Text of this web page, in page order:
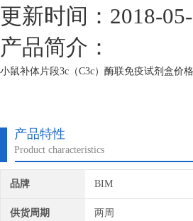
更新时间：2018-
产品简介：
小鼠补体片段3c（C3c）酶联免疫试剂盒价
产品特性
Product characteristics
品牌 BIM
供货周期 两周